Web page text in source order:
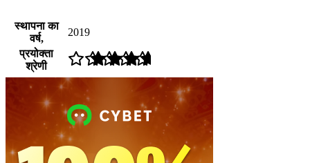
स्थापना का
वर्ष,
2019
प्रयोक्ता
श्रेणी